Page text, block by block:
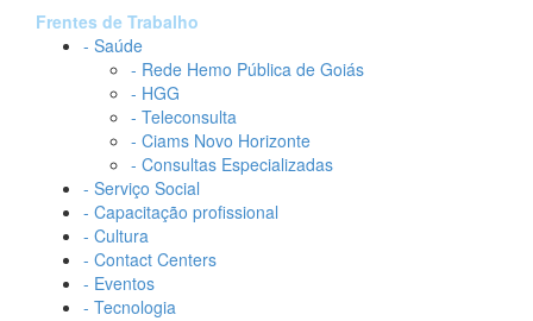
Frentes de Trabalho
- Saúde
- Rede Hemo Pública de Goiás
- HGG
- Teleconsulta
- Ciams Novo Horizonte
- Consultas Especializadas
- Serviço Social
- Capacitação profissional
- Cultura
- Contact Centers
- Eventos
- Tecnologia